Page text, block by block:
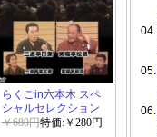
らくごin六本木 スペ
シャルセレクション
親子会+三遊亭歌之介
￥680円特価:￥280円
04.
05.
06.